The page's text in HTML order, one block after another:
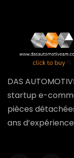
DAS
startup e-
pièces
ans